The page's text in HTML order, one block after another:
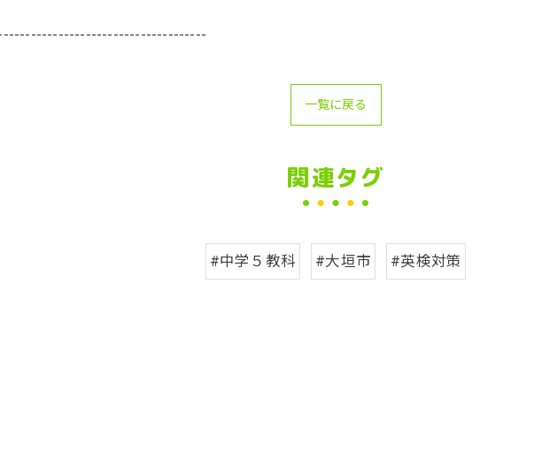
一覧に戻る
関連タグ
#中学５教科 #大垣市 #英検対策